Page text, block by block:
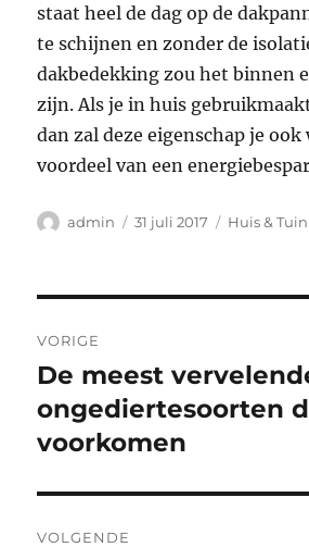
staat heel de dag op de
te schijnen en zonder de
dakbedekking zou het binnen
zijn. Als je in huis
dan zal deze eigenschap je ook
voordeel van een
Auteur
admin
Geplaatst
31 juli 2017 Categorieën
Huis & Tuin
navigatie
VORIGE
Vorig
bericht:
De meest
ongediertesoorten
voorkomen
VOLGENDE